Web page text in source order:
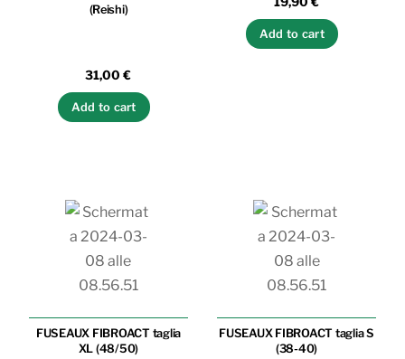
(Reishi)
31,00€
Add to cart
Add to cart
FUSEAUX FIBROACT taglia
XL (48/50)
FUSEAUX FIBROACT taglia S
(38-40)